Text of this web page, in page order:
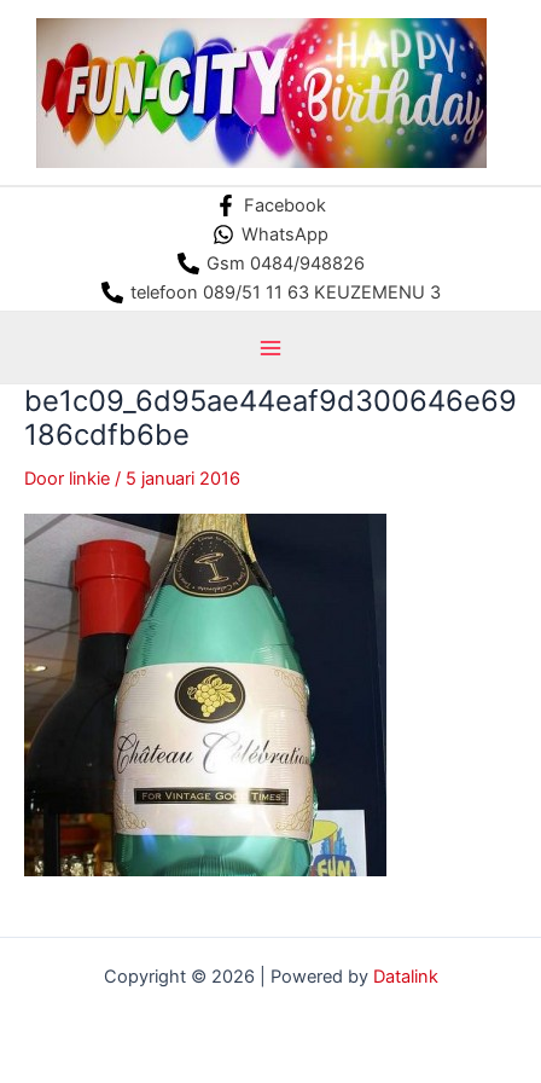
inhoud
Facebook
WhatsApp
Gsm 0484/948826
telefoon 089/51 11 63 KEUZEMENU 3
Menu
be1c09_6d95ae44eaf9d300646e69
186cdfb6be
Door linkie / 5 januari 2016
Copyright © 2026 | Powered by Datalink